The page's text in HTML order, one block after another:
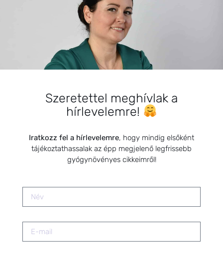
MENOPAUZA TÁMOGATÁSA GYÓGYNÖVÉNYEKKEL, HA
MÁR NINCS CIKLUS
2026.01.15. Nincs hozzászólás
Szeretettel meghívlak a
hírlevelemre!
Iratkozz fel a hírlevelemre, hogy mindig elsőként
tájékoztathassalak az épp megjelenő legfrissebb
gyógynövényes cikkeimről!